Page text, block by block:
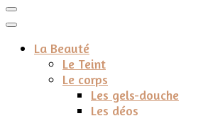
La Beauté
Le Teint
Le corps
Les gels-douche
Les déos